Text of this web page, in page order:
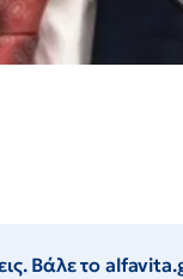
Βάλε το